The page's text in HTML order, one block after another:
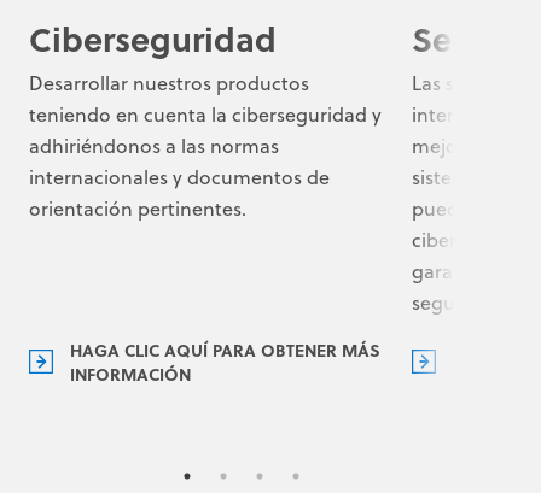
Ciberseguridad
Desarrollar nuestros productos
teniendo en cuenta la ciberseguridad y
adhiriéndonos a las normas
internacionales y documentos de
orientación pertinentes.
HAGA CLIC AQUÍ PARA OBTENER MÁS
INFORMACIÓN
Seguro
Las
mejorar los
sistemas de
pueden
garantizar la
seguridad de